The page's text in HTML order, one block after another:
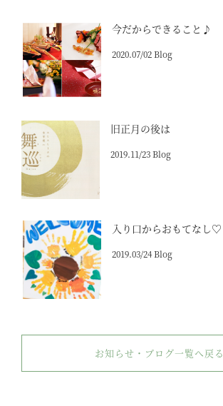
今だからできること♪
2020.07/02 Blog
旧正月の後は
2019.11/23 Blog
入り口からおもてなし♡
2019.03/24 Blog
お知らせ・ブログ一覧へ戻る